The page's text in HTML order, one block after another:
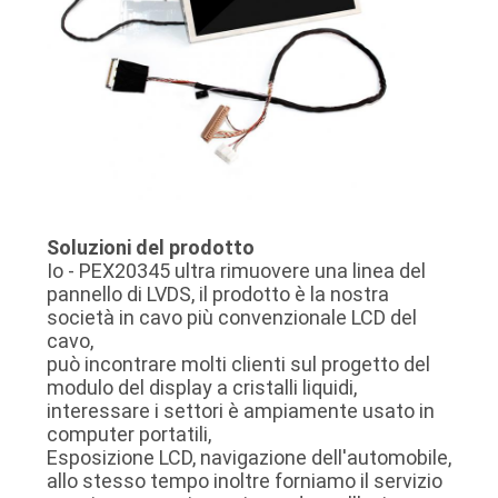
Soluzioni del prodotto
Io - PEX20345 ultra rimuovere una linea del
pannello di LVDS, il prodotto è la nostra
società in cavo più convenzionale LCD del
cavo,
può incontrare molti clienti sul progetto del
modulo del display a cristalli liquidi,
interessare i settori è ampiamente usato in
computer portatili,
Esposizione LCD, navigazione dell'automobile,
allo stesso tempo inoltre forniamo il servizio